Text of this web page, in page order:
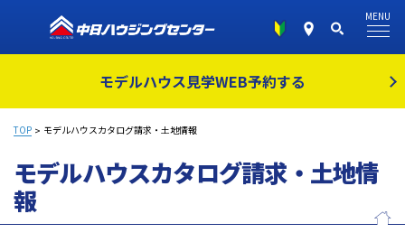
モデルハウス見学WEB予約する
MENU
TOP モデルハウスカタログ請求・土地情報
モデルハウスカタログ請求・土地情
報